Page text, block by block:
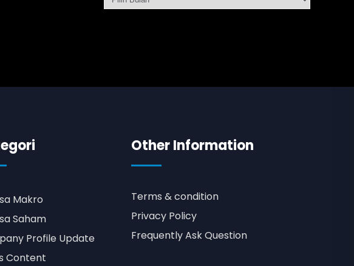
Makro
Saham
Profile Update
Content
Other Information
Terms & condition
Privacy Policy
Frequently Ask Question